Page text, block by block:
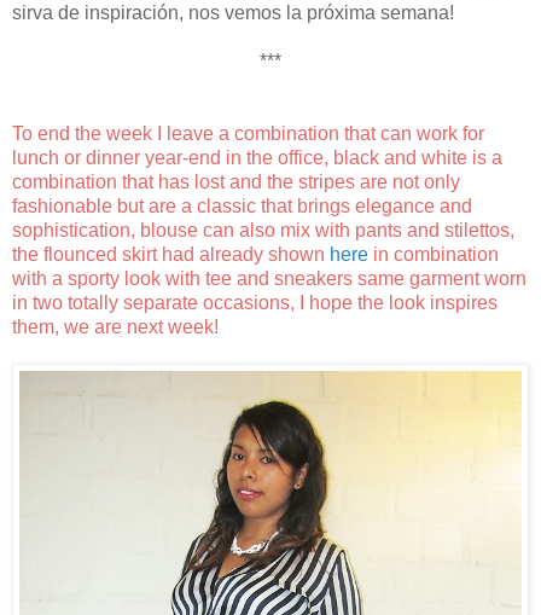
sirva de inspiración, nos vemos la próxima semana!
***
To end the week I leave a combination that can work for
lunch or dinner year-end in the office, black and white is a
combination that has lost and the stripes are not only
fashionable but are a classic that brings elegance and
sophistication, blouse can also mix with pants and stilettos,
the flounced skirt had already shown here in combination
with a sporty look with tee and sneakers same garment worn
in two totally separate occasions, I hope the look inspires
them, we are next week!